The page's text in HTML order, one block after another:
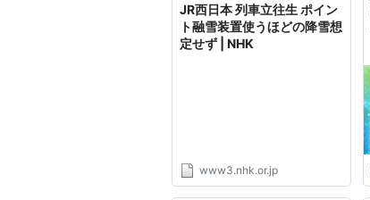
JR西日本 列車立往生 ポイン
ト融雪装置使うほどの降雪想
定せず | NHK
www3.nhk.or.jp